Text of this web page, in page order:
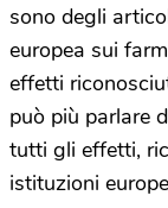
sono degli
europea sui
effetti
può più parlare
tutti gli effetti,
istituzioni